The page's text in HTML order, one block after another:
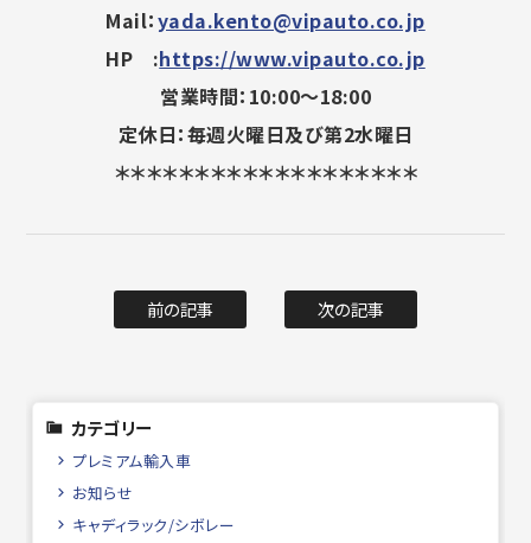
Mail：yada.kento@vipauto.co.jp
HP :https://www.vipauto.co.jp
営業時間：10:00～18:00
定休日：毎週火曜日及び第2水曜日
＊＊＊＊＊＊＊＊＊＊＊＊＊＊＊＊＊＊＊
前の記事 次の記事
カテゴリー
プレミアム輸入車
お知らせ
キャディラック/シボレー